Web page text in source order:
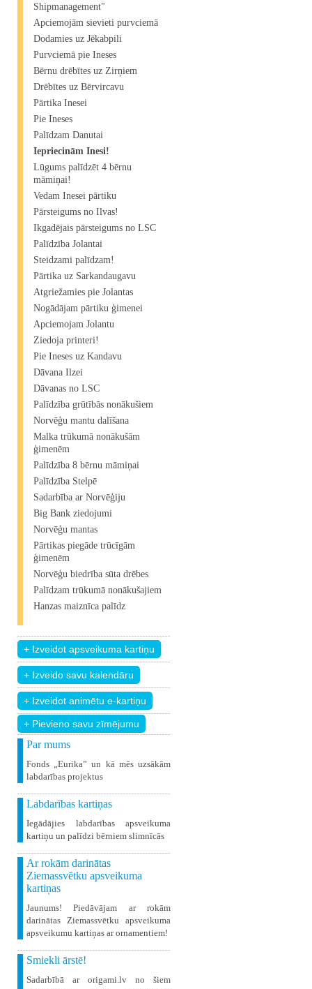
Shipmanagement"​
Apciemojām sievieti purvciemā
Dodamies uz Jēkabpili
Purvciemā pie Ineses
Bērnu drēbītes uz Zirņiem
Drēbītes uz Bērvircavu
Pārtika Inesei
Pie Ineses
Palīdzam Danutai
Iepriecinām Inesi!
Lūgums palīdzēt 4 bērnu
māmiņai!
Vedam Inesei pārtiku
Pārsteigums no Ilvas!
Ikgadējais pārsteigums no LSC
Palīdzība Jolantai
Steidzami palīdzam!
Pārtika uz Sarkandaugavu
Atgriežamies pie Jolantas
Nogādājam pārtiku ģimenei
Apciemojam Jolantu
Ziedoja printeri!
Pie Ineses uz Kandavu
Dāvana Ilzei
Dāvanas no LSC
Palīdzība grūtībās nonākušiem
Norvēģu mantu dalīšana
Malka trūkumā nonākušām
ģimenēm
Palīdzība 8 bērnu māmiņai
Palīdzība Stelpē
Sadarbība ar Norvēģiju
Big Bank ziedojumi
Norvēģu mantas
Pārtikas piegāde trūcīgām
ģimenēm
Norvēģu biedrība sūta drēbes
Palīdzam trūkumā nonākušajiem
Hanzas maiznīca palīdz
+ Pievieno savu zīmējumu
Par mums
Fonds „Eurika” un kā mēs uzsākām
labdarības projektus
Labdarības kartiņas
Iegādājies labdarības apsveikuma
kartiņu un palīdzi bērniem slimnīcās
Ar rokām darinātas
Ziemassvētku apsveikuma
kartiņas
Jaunums! Piedāvājam ar rokām
darinātas Ziemassvētku apsveikuma
apsveikumu kartiņas ar ornamentiem!
Smiekli ārstē!
Sadarbībā ar origami.lv no šiem